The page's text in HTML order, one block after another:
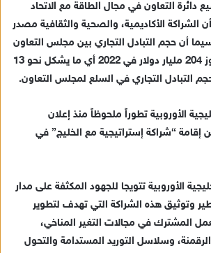
دائرة التعاون في مجال الطاقة مع الاتحاد
الشراكة الأكاديمية، والصحية والثقافية مصدر
أن حجم التبادل التجاري بين مجلس التعاون
والاتحاد الأوروبي، تجاوز 204 مليار دولار في 2022 أي ما يشكل نحو 13
التبادل التجاري في السلع لمجلس التعاون.
الأوروبية تطوراً ملحوظاً منذ إعلان
إقامة “شراكة إستراتيجية مع الخليج” في
الأوروبية تتويجا للجهود المكثفة على مدار
وتوثيق هذه الشراكة التي تهدف لتطوير
المشترك في مجالات التغير المناخي،
وسلاسل التوريد المستدامة والتحول